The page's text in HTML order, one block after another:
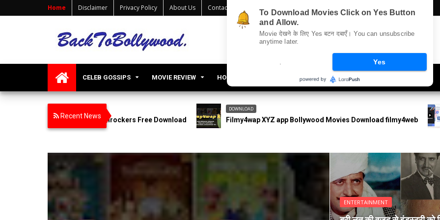
Home Disclaimer Privacy Policy About Us Contact Us Sitemap
CELEB GOSSIPS MOVIE REVIEW HOLLYWOOD UPDATES LIFESTYLE
Recent News
Tamilrockers Free Download Filmy4wap XYZ app Bollywood Movies Download filmy4web Allmovieland App
ENTERTAINMENT
To Download Movies Click on Yes Button
and Allow.
Movie देखने के लिए Yes बटन दबाएँ। You can unsubscribe
anytime later.
Yes